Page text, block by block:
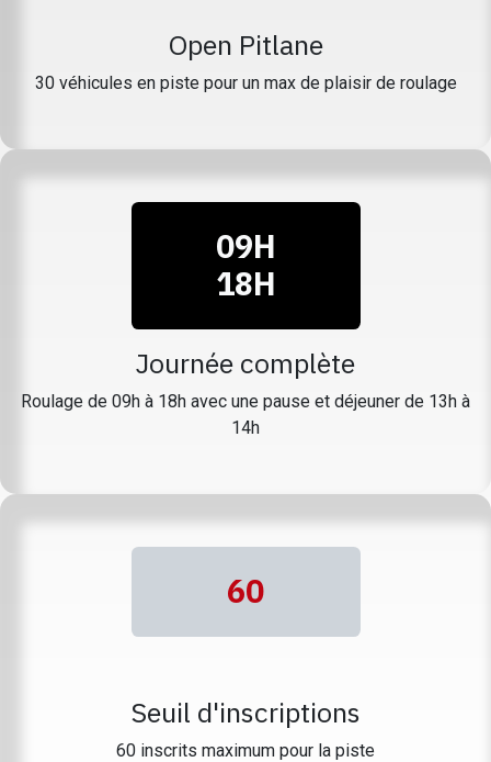
Open Pitlane
30 véhicules en piste pour un max de plaisir de roulage
09H
18H
Journée complète
Roulage de 09h à 18h avec une pause et déjeuner de 13h à
14h
60
Seuil d'inscriptions
60 inscrits maximum pour la piste